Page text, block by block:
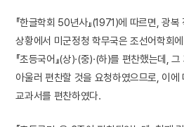
『한글학회 50년사』(1971)에 따르면, 광복
상황에서 미군정청 학무국은 조선어학회
『초등국어』(상)·(중)·(하)를 편찬했는데,
아울러 편찬할 것을 요청하였으므로, 이에
교과서를 편찬하였다.